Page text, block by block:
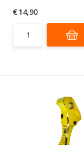
€ 14,90